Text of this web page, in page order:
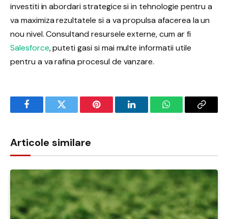
investiti in abordari strategice si in tehnologie pentru a
va maximiza rezultatele si a va propulsa afacerea la un
nou nivel. Consultand resursele externe, cum ar fi
Salesforce, puteti gasi si mai multe informatii utile
pentru a va rafina procesul de vanzare.
FacebookTwitter Pinterest LinkedInWhatsAppCopy
Articole similare